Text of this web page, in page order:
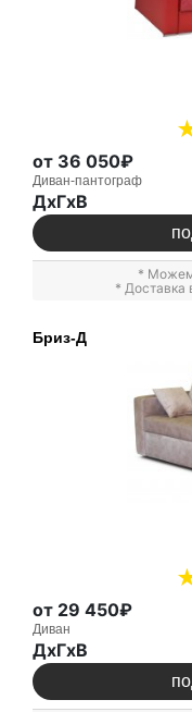
от 36 050₽
Диван-пантограф
ДxГxВ
* Можем
* Доставка
Бриз-Д
от 29 450₽
Диван
ДxГxВ